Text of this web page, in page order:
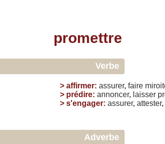
promettre
Verbe
> affirmer: assurer, faire
> prédire: annoncer, laisser
> s'engager: assurer, attester,
Adverbe